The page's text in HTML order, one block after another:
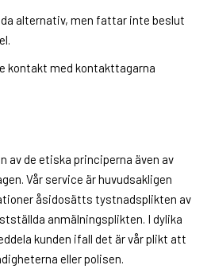
alternativ, men fattar inte beslut
kontakt med kontakttagarna
av de etiska principerna även av
Vår service är huvudsakligen
åsidosätts tystnadsplikten av
anmälningsplikten. I dylika
kunden ifall det är vår plikt att
eller polisen.